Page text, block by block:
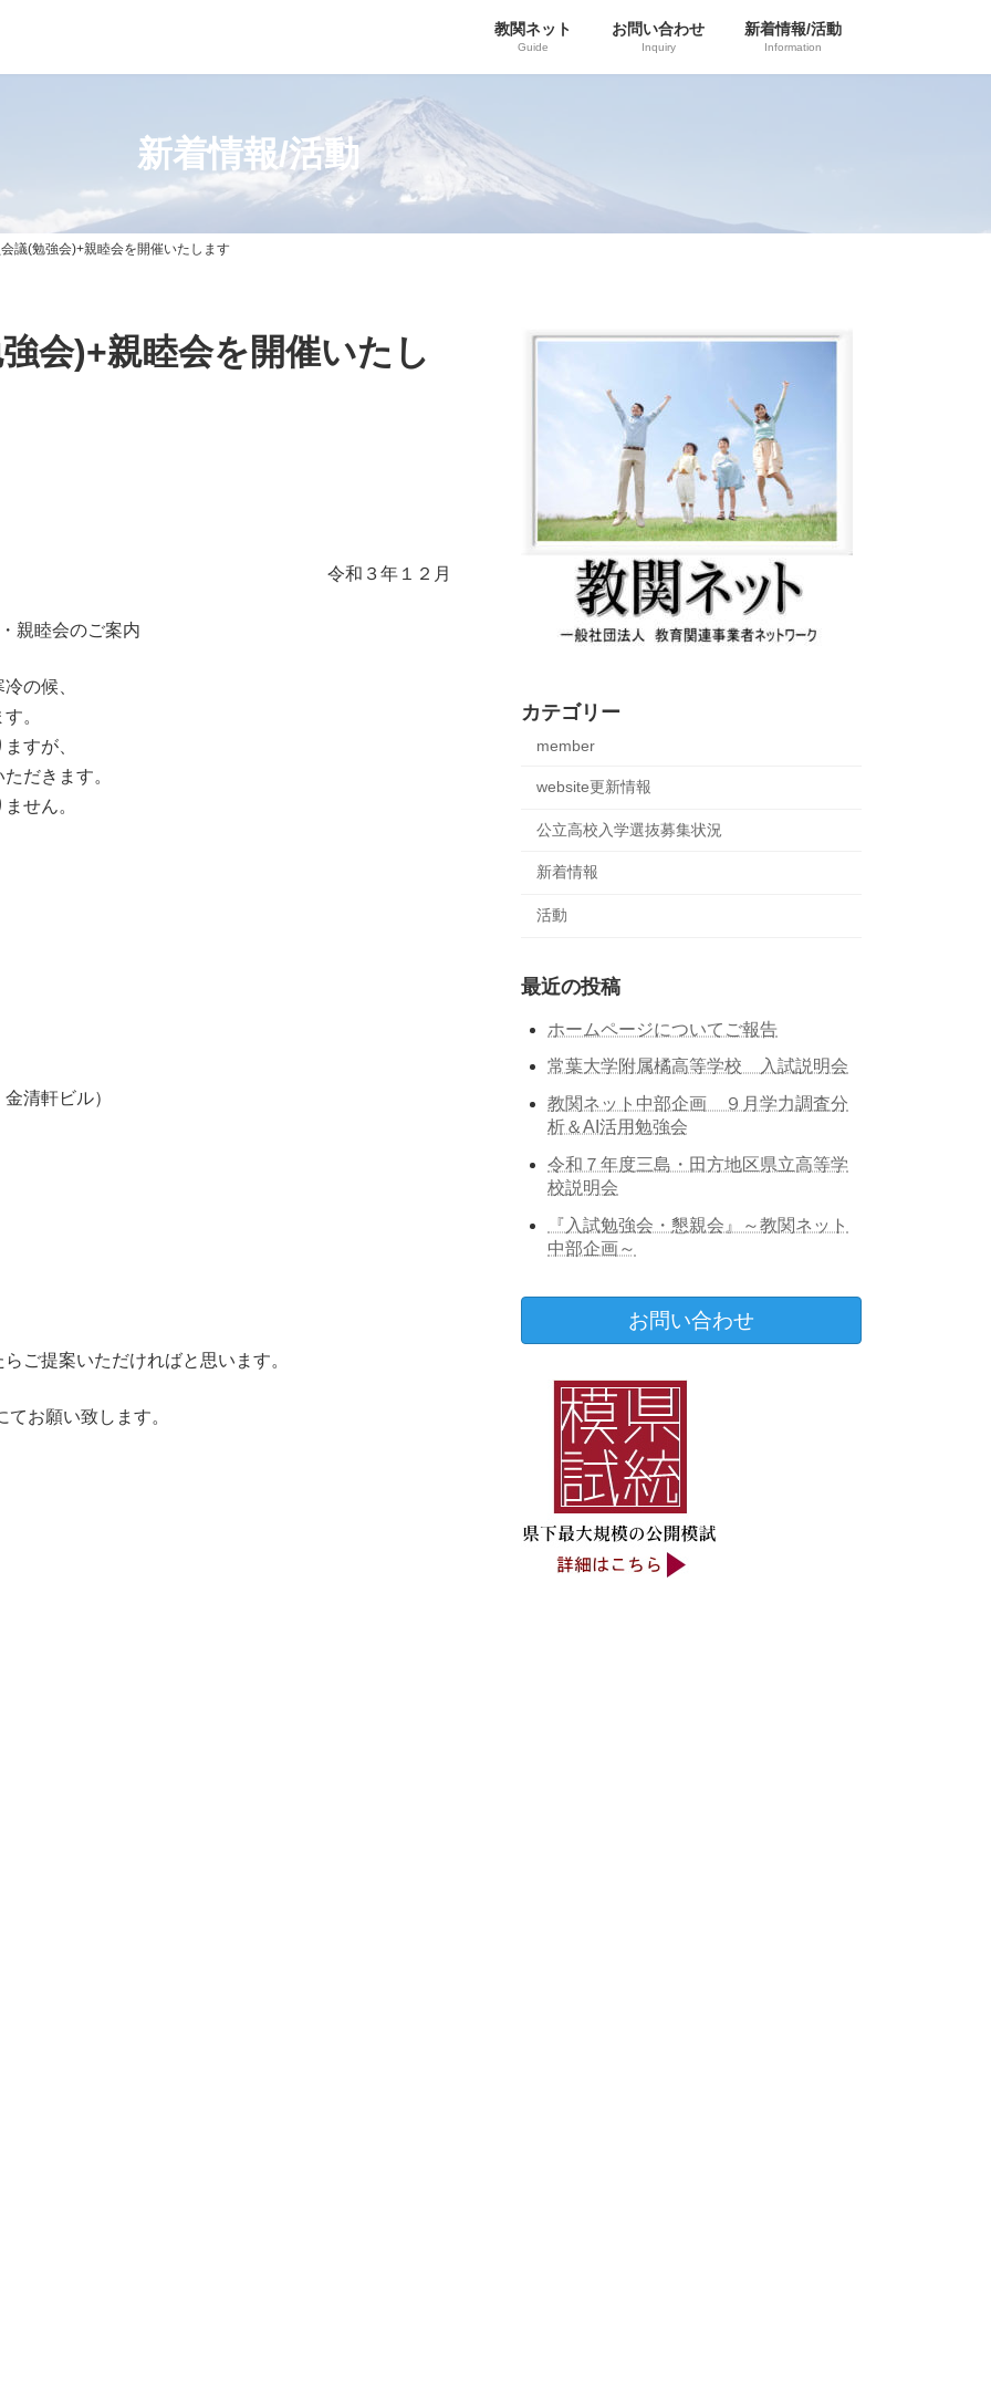
教関ネット
Guide
お問い合わせ
Inquiry
新着情報/活動
Information
新着情報/活動
議(勉強会)+親睦会を開催いたします
会)+親睦会を開催いたし
令和３年１２月
親睦会のご案内
の候、
。
すが、
だきます。
せん。
ビル）
ご提案いただければと思います。
お願い致します。
カテゴリー
member
website更新情報
公立高校入学選抜募集状況
新着情報
活動
最近の投稿
ホームページについてご報告
常葉大学附属橘高等学校 入試説明会
教関ネット中部企画 ９月学力調査分
析＆AI活用勉強会
令和７年度三島・田方地区県立高等学
校説明会
『入試勉強会・懇親会』～教関ネット
中部企画～
お問い合わせ